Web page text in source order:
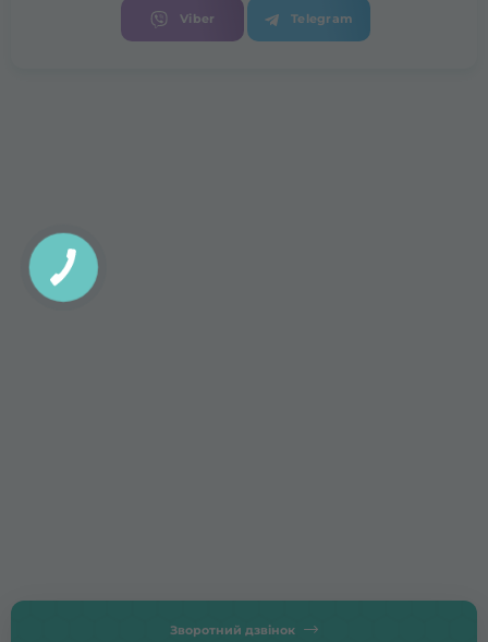
Viber Telegram
Зворотний дзвінок